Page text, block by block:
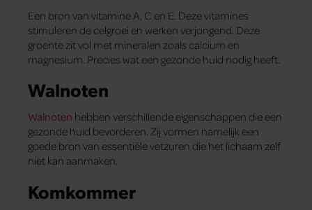
Een bron van vitamine A, C en E. Deze vitamines
stimuleren de celgroei en werken verjongend. Deze
groente zit vol met mineralen zoals calcium en
magnesium. Precies wat een gezonde huid nodig heeft.
Walnoten
Walnoten hebben verschillende eigenschappen die een
gezonde huid bevorderen. Zij vormen namelijk een
goede bron van essentiële vetzuren die het lichaam zelf
niet kan aanmaken.
Komkommer